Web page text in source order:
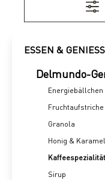
ESSEN &
Delmundo-
Energiebällchen
Fruchtaufstriche
Granola
Honig &
Sirup